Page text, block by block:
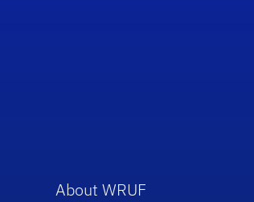
About WRUF